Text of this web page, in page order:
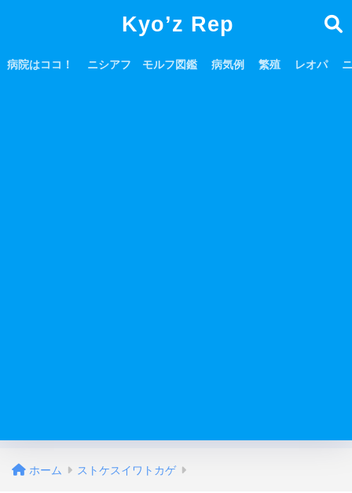
Kyo’z Rep
病院はココ！ ニシアフ モルフ図鑑 病気例 繁殖 レオパ
ホーム ストケスイワトカゲ